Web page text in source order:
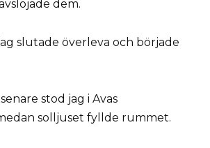
dem.
slutade överleva och började
stod jag i Avas
solljuset fyllde rummet.